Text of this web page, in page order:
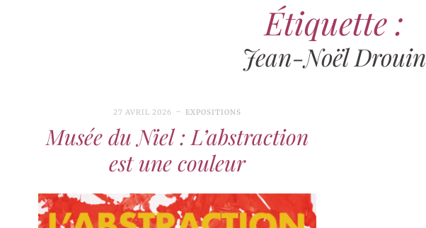
Étiquette :
Jean-Noël Drouin
27 AVRIL 2026 EXPOSITIONS
Musée du Niel : L’abstraction
est une couleur